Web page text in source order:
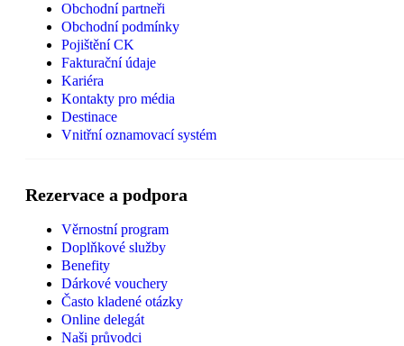
Obchodní partneři
Obchodní podmínky
Pojištění CK
Fakturační údaje
Kariéra
Kontakty pro média
Destinace
Vnitřní oznamovací systém
Rezervace a podpora
Věrnostní program
Doplňkové služby
Benefity
Dárkové vouchery
Často kladené otázky
Online delegát
Naši průvodci